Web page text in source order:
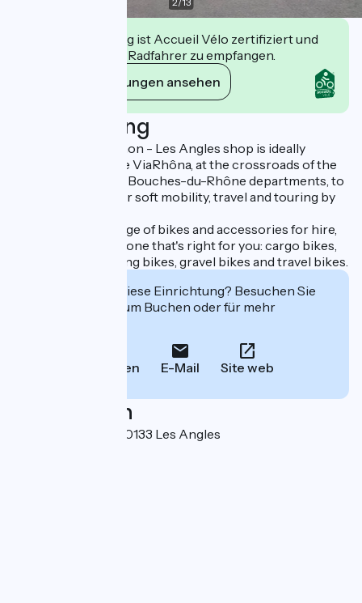
Diese Einrichtung ist Accueil Vélo zertifiziert und
verpflichtet sich, Radfahrer zu empfangen.
Ihre Verpflichtungen ansehen
Beschreibung
The Cyclable Avignon - Les Angles shop is ideally
located close to the ViaRhôna, at the crossroads of the
Gard, Vaucluse and Bouches-du-Rhône departments, to
meet your needs for soft mobility, travel and touring by
We offer a wide range of bikes and accessories for hire,
so you can find the one that's right for you: cargo bikes,
electric bikes, folding bikes, gravel bikes and travel bikes.
Interessiert Sie diese Einrichtung? Besuchen Sie
deren Website zum Buchen oder für mehr
Anrufen E-Mail Site web
Localisation
1 rue de l'Auberte 30133 Les Angles